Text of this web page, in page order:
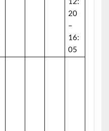
20
–
16:
05